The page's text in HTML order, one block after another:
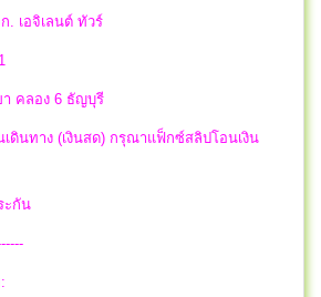
เอจิเลนต์ ทัวร์
คลอง 6 ธัญบุรี
ดินทาง (เงินสด) กรุณาแฟ็กซ์สลิปโอนเงิน
ะกัน